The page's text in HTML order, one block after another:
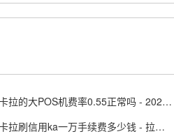
拉卡拉的大POS机费率0.55正常吗 - 2021拉卡拉大pos费率
拉卡拉刷信用ka一万手续费多少钱 - 拉卡拉刷10000到账5000